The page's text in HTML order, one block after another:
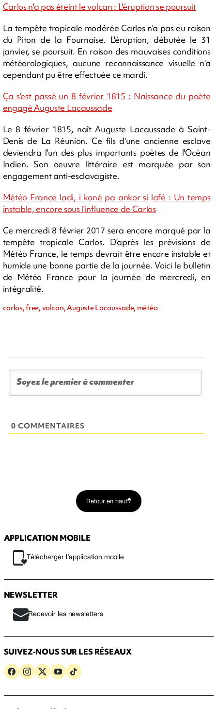
Carlos n'a pas éteint le volcan : L'éruption se poursuit
La tempête tropicale modérée Carlos n'a pas eu raison
du Piton de la Fournaise. L'éruption, débutée le 31
janvier, se poursuit. En raison des mauvaises conditions
météorologiques, aucune reconnaissance visuelle n'a
cependant pu être effectuée ce mardi.
Ça s'est passé un 8 février 1815 : Naissance du poète
engagé Auguste Lacaussade
Le 8 février 1815, naît Auguste Lacaussade à Saint-
Denis de La Réunion. Ce fils d'une ancienne esclave
deviendra l'un des plus importants poètes de l'Océan
Indien. Son oeuvre littéraire est marquée par son
engagement anti-esclavagiste.
Météo France ladi, i koné pa ankor si lafé : Un temps
instable, encore sous l'influence de Carlos
Ce mercredi 8 février 2017 sera encore marqué par la
tempête tropicale Carlos. D'après les prévisions de
Météo France, le temps devrait être encore instable et
humide une bonne partie de la journée. Voici le bulletin
de Météo France pour la journée de mercredi, en
intégralité.
carlos, free, volcan, Auguste Lacaussade, météo
0 COMMENTAIRES
Retour en haut
APPLICATION MOBILE
Télécharger l’application mobile
NEWSLETTER
Recevoir les newsletters
SUIVEZ-NOUS SUR LES RÉSEAUX